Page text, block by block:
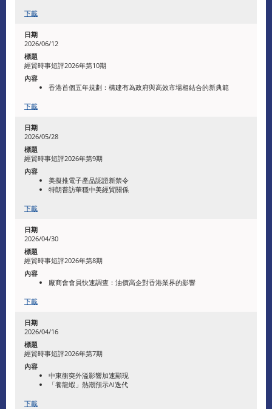
下載
2026/06/12
經貿時事短評2026年第10期
香港首個五年規劃：構建有為政府與高效市場相結合的新典範
下載
2026/05/28
經貿時事短評2026年第9期
美擬推電子產品認證新禁令
特朗普訪華穩中美經貿關係
下載
2026/04/30
經貿時事短評2026年第8期
廠商會會員快速調查：油價高企對香港業界的影響​
下載
2026/04/16
經貿時事短評2026年第7期
中東衝突外溢影響加速顯現
「養龍蝦」熱潮預示AI迭代
下載